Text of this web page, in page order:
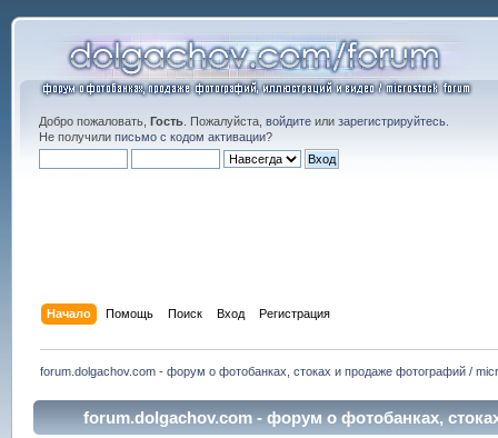
Добро пожаловать, Гость. Пожалуйста, войдитеили зарегистрируйтесь.
Не получили письмо с кодом активации?
Начало Помощь Поиск Вход Регистрация
forum.dolgachov.com - форум о фотобанках, стоках и продаже фотографий /
forum.dolgachov.com - форум о фотобанках,